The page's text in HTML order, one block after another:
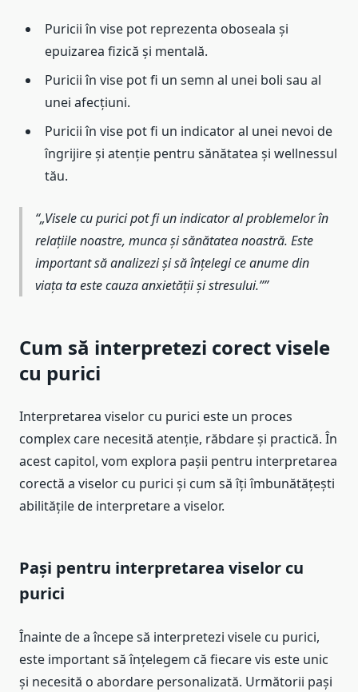
Puricii în vise pot reprezenta oboseala și
epuizarea fizică și mentală.
Puricii în vise pot fi un semn al unei boli sau al
unei afecțiuni.
Puricii în vise pot fi un indicator al unei nevoi de
îngrijire și atenție pentru sănătatea și wellnessul
tău.
„Visele cu purici pot fi un indicator al problemelor în
relațiile noastre, munca și sănătatea noastră. Este
important să analizezi și să înțelegi ce anume din
viața ta este cauza anxietății și stresului.”
Cum să interpretezi corect visele
cu purici
Interpretarea viselor cu purici este un proces
complex care necesită atenție, răbdare și practică. În
acest capitol, vom explora pașii pentru interpretarea
corectă a viselor cu purici și cum să îți îmbunătățești
abilitățile de interpretare a viselor.
Pași pentru interpretarea viselor cu
purici
Înainte de a începe să interpretezi visele cu purici,
este important să înțelegem că fiecare vis este unic
și necesită o abordare personalizată. Următorii pași